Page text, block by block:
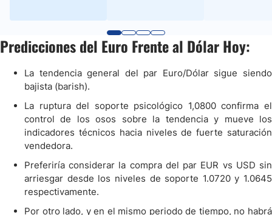
Predicciones del Euro Frente al Dólar Hoy:
La tendencia general del par Euro/Dólar sigue siendo
bajista (barish).
La ruptura del soporte psicológico 1,0800 confirma el
control de los osos sobre la tendencia y mueve los
indicadores técnicos hacia niveles de fuerte saturación
vendedora.
Preferiría considerar la compra del par EUR vs USD sin
arriesgar desde los niveles de soporte 1.0720 y 1.0645
respectivamente.
Por otro lado, y en el mismo periodo de tiempo, no habrá